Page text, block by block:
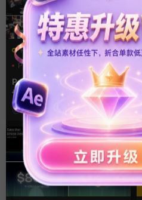
PR基本图形mogrt
PR基本图形
企业宣传模板
幻灯片
Pr视频模板 10款3D空间多屏
切换开场相册视频展示照片墙
pr模板
9小时前